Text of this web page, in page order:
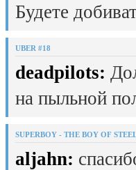
Будете
UBER #18
deadpilots:
на пыльной
SUPERBOY - THE BOY OF
aljahn: